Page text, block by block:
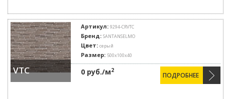
VTC
Артикул: 9294-CRVTC
Бренд: SANTANSELMO
Цвет: серый
Размер: 500х100х40
0 руб./м2
ПОДРОБНЕЕ